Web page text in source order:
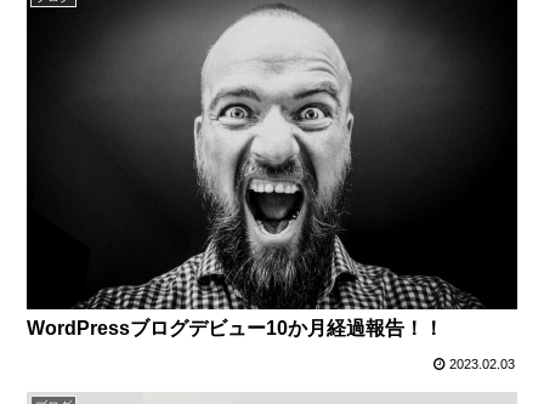
WordPressブログデビュー10か月経過報告！！
2023.02.03